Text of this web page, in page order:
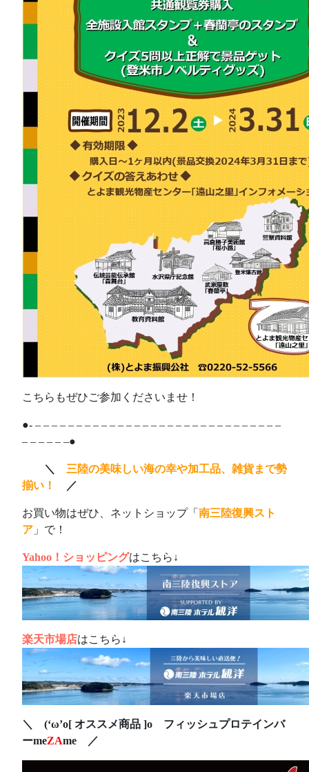
こちらもぜひご参加くださいませ！
●- – – – – – – – – – – – – – – – – – – – – – – – – – – – – – –
– – – – – –●
＼ 三陸の美味しい海の幸や加工品、雑貨まで勢
揃い！
／
お買い物はぜひ、ネットショップ「 南三陸復興スト
ア 」で！
Yahoo！ショッピングはこちら↓
楽天市場店はこちら↓
＼ (‘ω’o[ オススメ商品 ]o フィッシュプロテインバ
ーmeZAme ／